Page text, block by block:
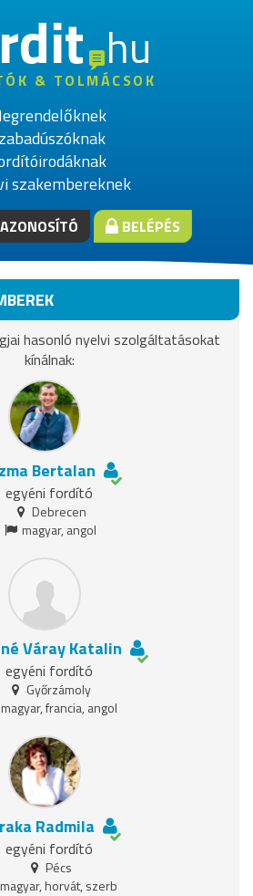
hu
& TOLMÁCSOK
szakembereknek
BELÉPÉS
hasonló nyelvi szolgáltatásokat
kínálnak:
Bertalan
egyéni fordító
Debrecen
magyar, angol
Váray Katalin
egyéni fordító
Győrzámoly
magyar, francia, angol
Radmila
egyéni fordító
Pécs
magyar, horvát, szerb